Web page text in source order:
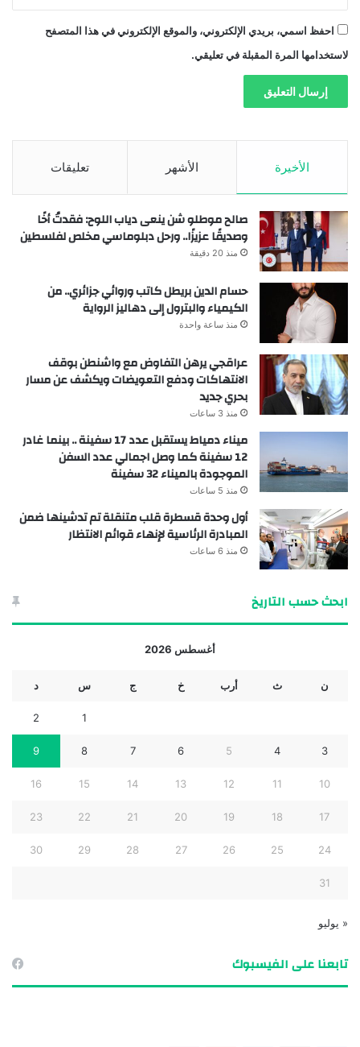
احفظ اسمي، بريدي الإلكتروني، والموقع الإلكتروني في هذا المتصفح
لاستخدامها المرة المقبلة في تعليقي.
الأخيرة الأشهر تعليقات
صالح موطلو شن ينعى دياب اللوح: فقدتُ أخًا
وصديقًا عزيزًا.. ورحل دبلوماسي مخلص لفلسطين
منذ 20 دقيقة
حسام الدين بريطل كاتب وروائي جزائري.. من
الكيمياء والبترول إلى دهاليز الرواية
منذ ساعة واحدة
عراقجي يرهن التفاوض مع واشنطن بوقف
الانتهاكات ودفع التعويضات ويكشف عن مسار
بحري جديد
منذ 3 ساعات
ميناء دمياط يستقبل عدد 17 سفينة .. بينما غادر
12 سفينة كما وصل اجمالي عدد السفن
الموجودة بالميناء 32 سفينة
منذ 5 ساعات
أول وحدة قسطرة قلب متنقلة تم تدشينها ضمن
المبادرة الرئاسية لإنهاء قوائم الانتظار
منذ 6 ساعات
ابحث حسب التاريخ
أغسطس 2026
ن ث أرب خ ج س د
1
2
3
4
5
6
7
8
9
10
11
12
13
14
15
16
17
18
19
20
21
22
23
24
25
26
27
28
29
30
31
« يوليو
تابعنا على الفيسبوك